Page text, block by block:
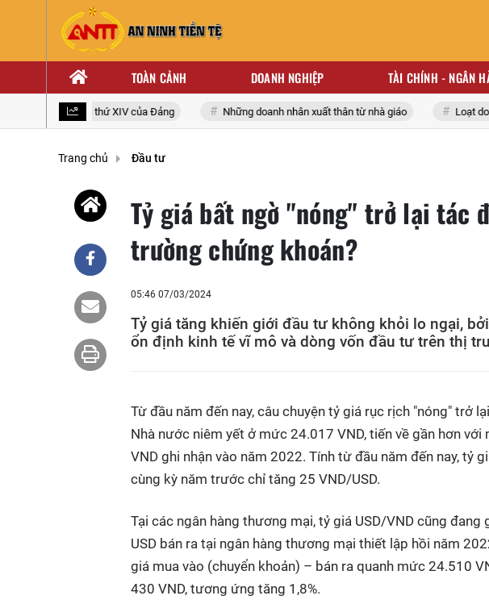
TOÀN CẢNH DOANH NGHIỆP TÀI CHÍNH - NGÂN
toàn quốc lần thứ XIV của Đảng Những doanh nhân xuất thân từ nhà giáo Loạt
Trang chủ Đầu tư
Tỷ giá bất ngờ "nóng" trở lại tác
trường chứng khoán?
05:46 07/03/2024
Tỷ giá tăng khiến giới đầu tư không khỏi lo ngại,
ổn định kinh tế vĩ mô và dòng vốn đầu tư trên thị
Từ đầu năm đến nay, câu chuyện tỷ giá rục rịch "nóng" trở
Nhà nước niêm yết ở mức 24.017 VND, tiến về gần hơn
VND ghi nhận vào năm 2022. Tính từ đầu năm đến nay, tỷ
cùng kỳ năm trước chỉ tăng 25 VND/USD.
Tại các ngân hàng thương mại, tỷ giá USD/VND cũng
USD bán ra tại ngân hàng thương mại thiết lập hồi năm
giá mua vào (chuyển khoản) – bán ra quanh mức 24.510
430 VND, tương ứng tăng 1,8%.